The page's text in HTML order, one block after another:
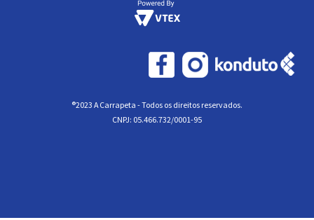
®2023 A Carrapeta - Todos os direitos reservados.
CNPJ: 05.466.732/0001-95